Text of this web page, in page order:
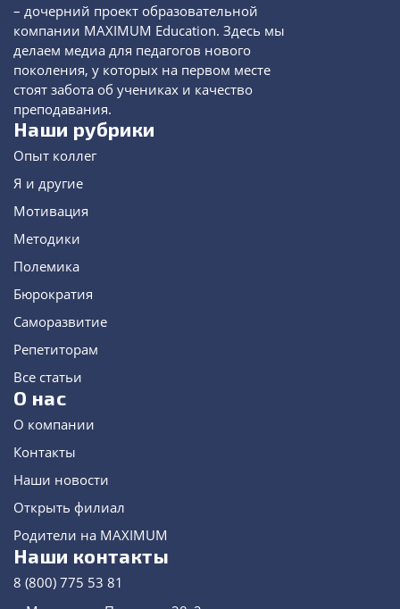
– дочерний проект образовательной
компании MAXIMUM Education. Здесь мы
делаем медиа для педагогов нового
поколения, у которых на первом месте
стоят забота об учениках и качество
преподавания.
Наши рубрики
Опыт коллег
Я и другие
Мотивация
Методики
Полемика
Бюрократия
Саморазвитие
Репетиторам
Все статьи
О нас
О компании
Контакты
Наши новости
Открыть филиал
Родители на MAXIMUM
Наши контакты
8 (800) 775 53 81